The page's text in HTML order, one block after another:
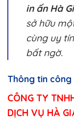
in ấn Hà
sở hữu
cùng uy
bất ngờ.
Thông tin công
CÔNG TY
DỊCH VỤ HÀ